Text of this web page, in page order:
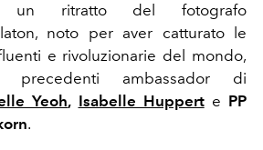
un ritratto del fotografo
noto per aver catturato le
e rivoluzionarie del mondo,
ambassador di
Yeoh, Isabelle Hupperte PP
.